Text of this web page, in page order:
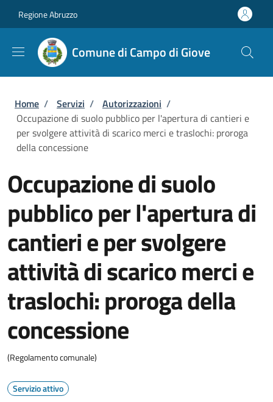
Regione Abruzzo
Comune di Campo di Giove
Briciole di pane
Home / Servizi / Autorizzazioni /
Occupazione di suolo pubblico per l'apertura di cantieri e
per svolgere attività di scarico merci e traslochi: proroga
della concessione
Occupazione di suolo
pubblico per l'apertura di
cantieri e per svolgere
attività di scarico merci e
traslochi: proroga della
concessione
(Regolamento comunale)
Servizio attivo